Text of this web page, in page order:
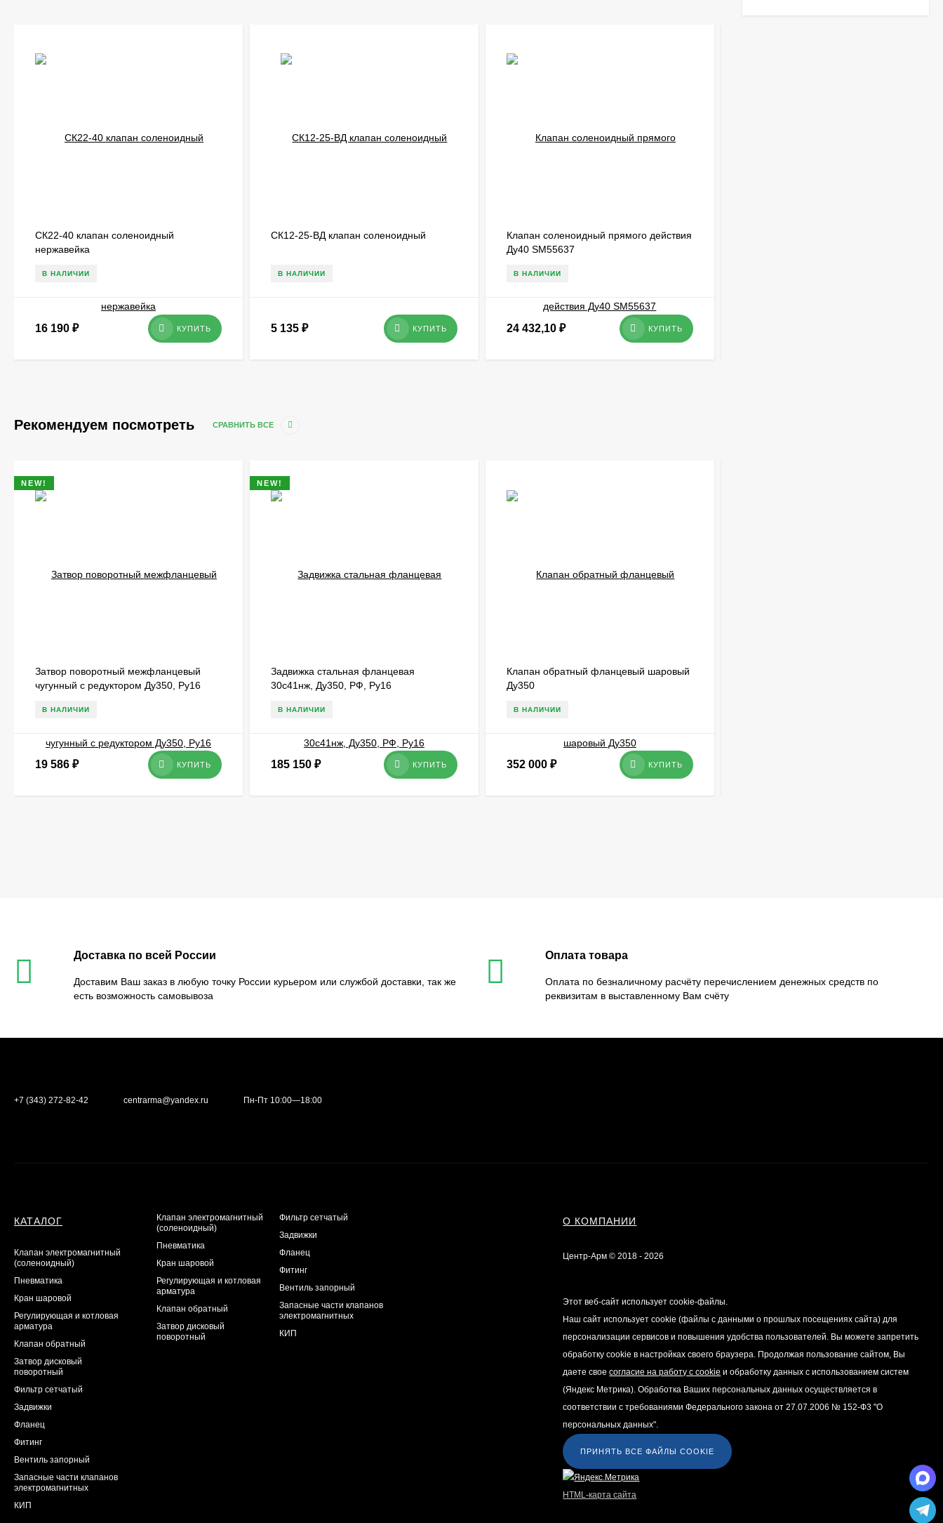
СК22-40 клапан соленоидный
нержавейка
В НАЛИЧИИ
16 190 ₽ КУПИТЬ
СК12-25-ВД клапан соленоидный
В НАЛИЧИИ
5 135 ₽ КУПИТЬ
Клапан соленоидный прямого действия
Ду40 SM55637
В НАЛИЧИИ
24 432,10 ₽ КУПИТЬ
Рекомендуем посмотреть СРАВНИТЬ ВСЕ
NEW!
Затвор поворотный межфланцевый
чугунный с редуктором Ду350, Ру16
В НАЛИЧИИ
19 586 ₽ КУПИТЬ
NEW!
Задвижка стальная фланцевая
30с41нж, Ду350, РФ, Ру16
В НАЛИЧИИ
185 150 ₽ КУПИТЬ
Клапан обратный фланцевый шаровый
Ду350
В НАЛИЧИИ
352 000 ₽ КУПИТЬ
Доставка по всей России
Доставим Ваш заказ в любую точку России курьером или службой доставки, так же
есть возможность самовывоза
Оплата товара
Оплата по безналичному расчёту перечислением денежных средств по
реквизитам в выставленному Вам счёту
+7 (343) 272-82-42 centrarma@yandex.ru Пн-Пт 10:00—18:00
КАТАЛОГ
Клапан электромагнитный
(соленоидный)
Пневматика
Кран шаровой
Регулирующая и котловая
арматура
Клапан обратный
Затвор дисковый
поворотный
Фильтр сетчатый
Задвижки
Фланец
Фитинг
Вентиль запорный
Запасные части клапанов
электромагнитных
КИП
Клапан электромагнитный
(соленоидный)
Пневматика
Кран шаровой
Регулирующая и котловая
арматура
Клапан обратный
Затвор дисковый
поворотный
Фильтр сетчатый
Задвижки
Фланец
Фитинг
Вентиль запорный
Запасные части клапанов
электромагнитных
КИП
О КОМПАНИИ
Центр-Арм © 2018 - 2026
Этот веб-сайт использует cookie-файлы.
Наш сайт использует cookie (файлы с данными о прошлых посещениях сайта) для
персонализации сервисов и повышения удобства пользователей. Вы можете запретить
обработку cookie в настройках своего браузера. Продолжая пользование сайтом, Вы
даете своесогласие на работу с cookie и обработку данных с использованием систем
(Яндекс Метрика). Обработка Ваших персональных данных осуществляется в
соответствии с требованиями Федерального закона от 27.07.2006 № 152-Ф3 "О
персональных данных".
ПРИНЯТЬ ВСЕ ФАЙЛЫ COOKIE
HTML-карта сайта